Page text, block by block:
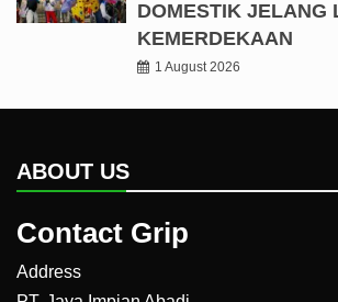
DOMESTIK JELANG
KEMERDEKAAN
1 August 2026
ABOUT US
Contact Grip
Address